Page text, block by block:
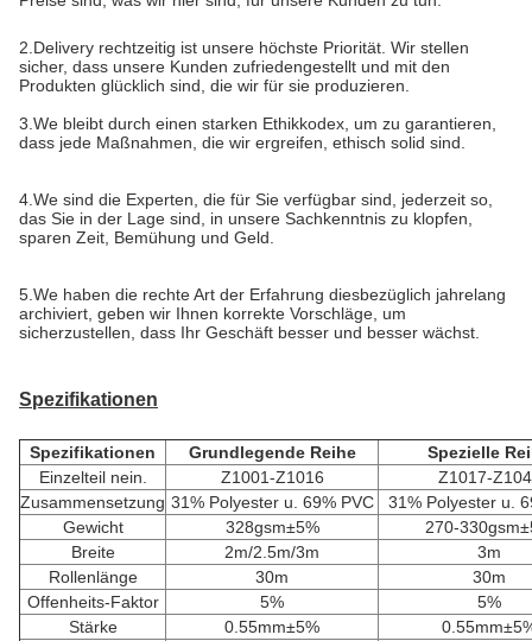
2.Delivery rechtzeitig ist unsere höchste Priorität. Wir stellen
sicher, dass unsere Kunden zufriedengestellt und mit den
Produkten glücklich sind, die wir für sie produzieren.
3.We bleibt durch einen starken Ethikkodex, um zu garantieren,
dass jede Maßnahmen, die wir ergreifen, ethisch solid sind.
4.We sind die Experten, die für Sie verfügbar sind, jederzeit so,
das Sie in der Lage sind, in unsere Sachkenntnis zu klopfen,
sparen Zeit, Bemühung und Geld.
5.We haben die rechte Art der Erfahrung diesbezüglich jahrelang
archiviert, geben wir Ihnen korrekte Vorschläge, um
sicherzustellen, dass Ihr Geschäft besser und besser wächst.
Spezifikationen
Spezifikationen Grundlegende Reihe
Spezielle
Einzelteil nein.
Z1001-Z1016
Z1017-
Zusammensetzung 31% Polyester u. 69% PVC
31% Polyester u.
Gewicht
328gsm±5%
270-
Breite
2m/2.5m/3m
3m
Rollenlänge
30m
30m
Offenheits-Faktor
5%
5%
Stärke
0.55mm±5%